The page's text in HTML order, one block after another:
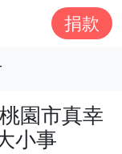
捐款
園市真幸
小事